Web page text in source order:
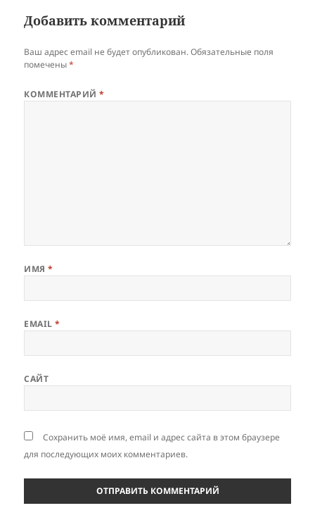
Добавить комментарий
Ваш адрес email не будет опубликован. Обязательные поля
помечены*
КОММЕНТАРИЙ*
ИМЯ*
EMAIL*
САЙТ
Сохранить моё имя, email и адрес сайта в этом браузере
для последующих моих комментариев.